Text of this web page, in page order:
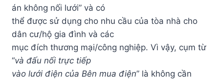
án không nối lưới” và có
thể được sử dụng cho nhu cầu của tòa nhà cho
dân cư/hộ gia đình và các
mục đích thương mại/công nghiệp. Vì vậy, cụm từ
“và đấu nối trực tiếp
vào lưới điện của Bên mua điện” là không cần